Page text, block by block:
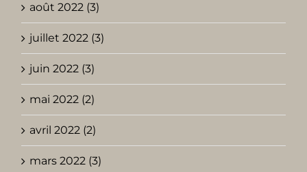
août 2022 (3)
juillet 2022 (3)
juin 2022 (3)
mai 2022 (2)
avril 2022 (2)
mars 2022 (3)